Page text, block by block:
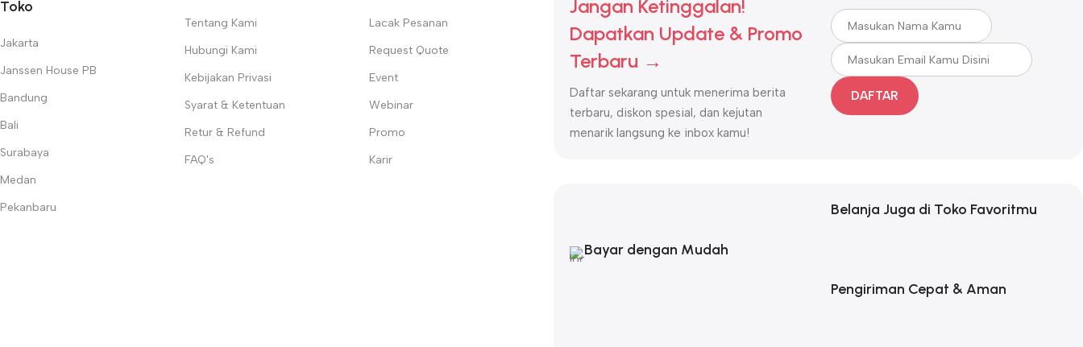
Toko
Jakarta
Janssen House PB
Bandung
Bali
Surabaya
Medan
Pekanbaru
Tentang Kami
Hubungi Kami
Kebijakan Privasi
Syarat & Ketentuan
Retur & Refund
FAQ's
Lacak Pesanan
Request Quote
Event
Webinar
Promo
Karir
Jangan Ketinggalan!
Dapatkan Update & Promo
Terbaru →
Daftar sekarang untuk menerima berita
terbaru, diskon spesial, dan kejutan
menarik langsung ke inbox kamu!
DAFTAR
Bayar dengan Mudah
Belanja Juga di Toko Favoritmu
Pengiriman Cepat & Aman